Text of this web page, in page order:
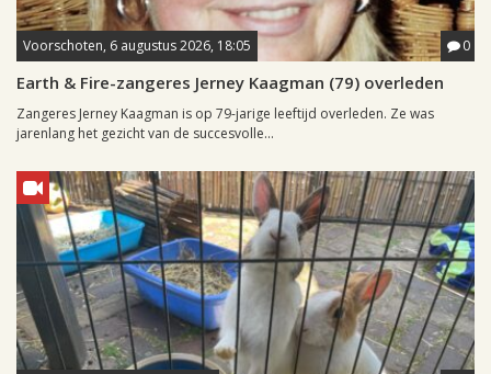
Voorschoten, 6 augustus 2026, 18:05 0
Earth & Fire-zangeres Jerney Kaagman (79) overleden
Zangeres Jerney Kaagman is op 79-jarige leeftijd overleden. Ze was
jarenlang het gezicht van de succesvolle...